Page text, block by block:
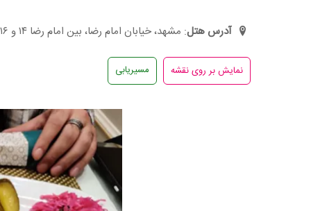
آدرس هتل: مشهد، خیابان امام رضا، بین امام رضا ۱۴ و ۱۶
مسیریابی